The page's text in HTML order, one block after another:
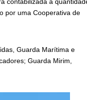
por uma Cooperativa de
Guarda Marítima e
Guarda Mirim,